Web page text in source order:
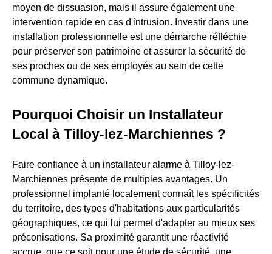
moyen de dissuasion, mais il assure également une
intervention rapide en cas d'intrusion. Investir dans une
installation professionnelle est une démarche réfléchie
pour préserver son patrimoine et assurer la sécurité de
ses proches ou de ses employés au sein de cette
commune dynamique.
Pourquoi Choisir un Installateur
Local à Tilloy-lez-Marchiennes ?
Faire confiance à un installateur alarme à Tilloy-lez-
Marchiennes présente de multiples avantages. Un
professionnel implanté localement connaît les spécificités
du territoire, des types d'habitations aux particularités
géographiques, ce qui lui permet d'adapter au mieux ses
préconisations. Sa proximité garantit une réactivité
accrue, que ce soit pour une étude de sécurité, une